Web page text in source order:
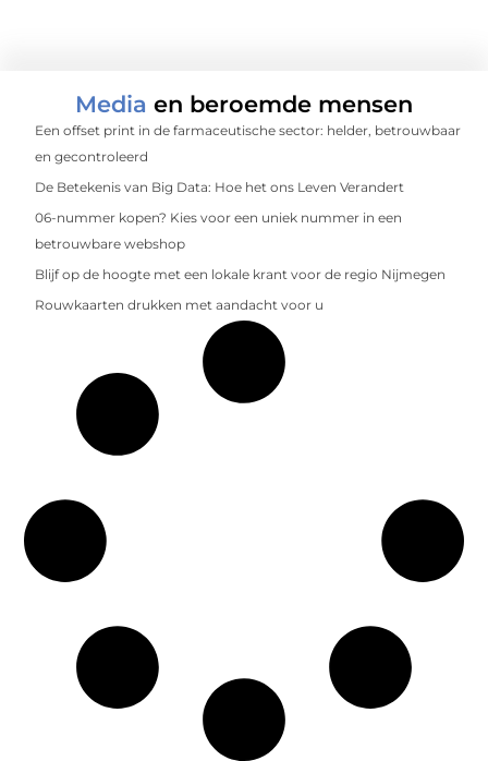
Media en beroemde mensen
Een offset print in de farmaceutische sector: helder, betrouwbaar
en gecontroleerd
De Betekenis van Big Data: Hoe het ons Leven Verandert
06-nummer kopen? Kies voor een uniek nummer in een
betrouwbare webshop
Blijf op de hoogte met een lokale krant voor de regio Nijmegen
Rouwkaarten drukken met aandacht voor u